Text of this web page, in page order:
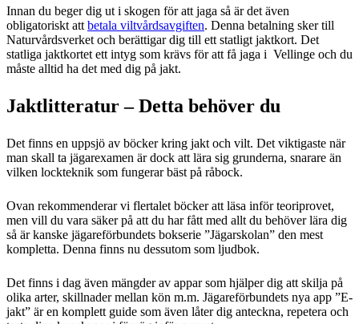
Innan du beger dig ut i skogen för att jaga så är det även
obligatoriskt att betala viltvårdsavgiften. Denna betalning sker till
Naturvårdsverket och berättigar dig till ett statligt jaktkort. Det
statliga jaktkortet ett intyg som krävs för att få jaga i Vellinge och du
måste alltid ha det med dig på jakt.
Jaktlitteratur – Detta behöver du
Det finns en uppsjö av böcker kring jakt och vilt. Det viktigaste när
man skall ta jägarexamen är dock att lära sig grunderna, snarare än
vilken lockteknik som fungerar bäst på råbock.
Ovan rekommenderar vi flertalet böcker att läsa inför teoriprovet,
men vill du vara säker på att du har fått med allt du behöver lära dig
så är kanske jägareförbundets bokserie ”Jägarskolan” den mest
kompletta. Denna finns nu dessutom som ljudbok.
Det finns i dag även mängder av appar som hjälper dig att skilja på
olika arter, skillnader mellan kön m.m. Jägareförbundets nya app ”E-
jakt” är en komplett guide som även låter dig anteckna, repetera och